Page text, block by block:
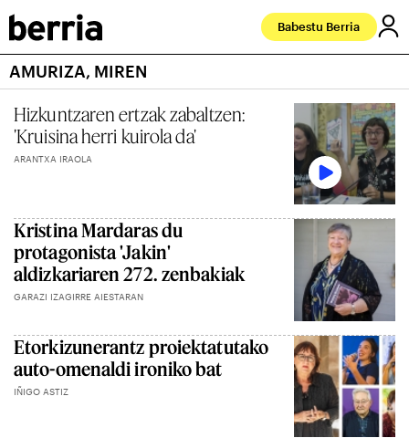
Babestu Berria
AMURIZA, MIREN
Hizkuntzaren ertzak zabaltzen:
'Kruisina herri kuirola da'
ARANTXA IRAOLA
Kristina Mardaras du
protagonista 'Jakin'
aldizkariaren 272. zenbakiak
GARAZI IZAGIRRE AIESTARAN
Etorkizunerantz proiektatutako
auto-omenaldi ironiko bat
IÑIGO ASTIZ